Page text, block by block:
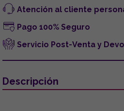
Atención al cliente
Pago 100% Seguro
Servicio Post-Venta y
Descripción